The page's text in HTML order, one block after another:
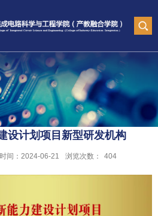
设计划项目新型研发机构
间：2024-06-21 浏览次数： 404